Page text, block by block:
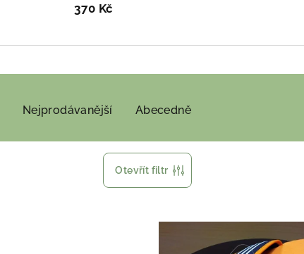
370 Kč
Nejprodávanější Abecedně
Otevřít filtr